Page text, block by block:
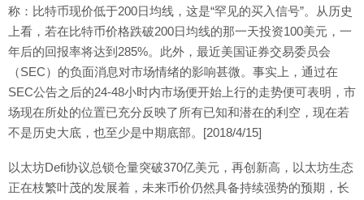
称：比特币现价低于200日均线，这是“罕见的买入信号”。从历史
上看，若在比特币价格跌破200日均线的那一天投资100美元，一
年后的回报率将达到285%。此外，最近美国证券交易委员会
（SEC）的负面消息对市场情绪的影响甚微。事实上，通过在
SEC公告之后的24-48小时内市场便开始上行的走势便可表明，市
场现在所处的位置已充分反映了所有已知和潜在的利空，现在若
不是历史大底，也至少是中期底部。[2018/4/15]
以太坊Defi协议总锁仓量突破370亿美元，再创新高，以太坊生态
正在枝繁叶茂的发展着，未来币价仍然具备持续强势的预期，长